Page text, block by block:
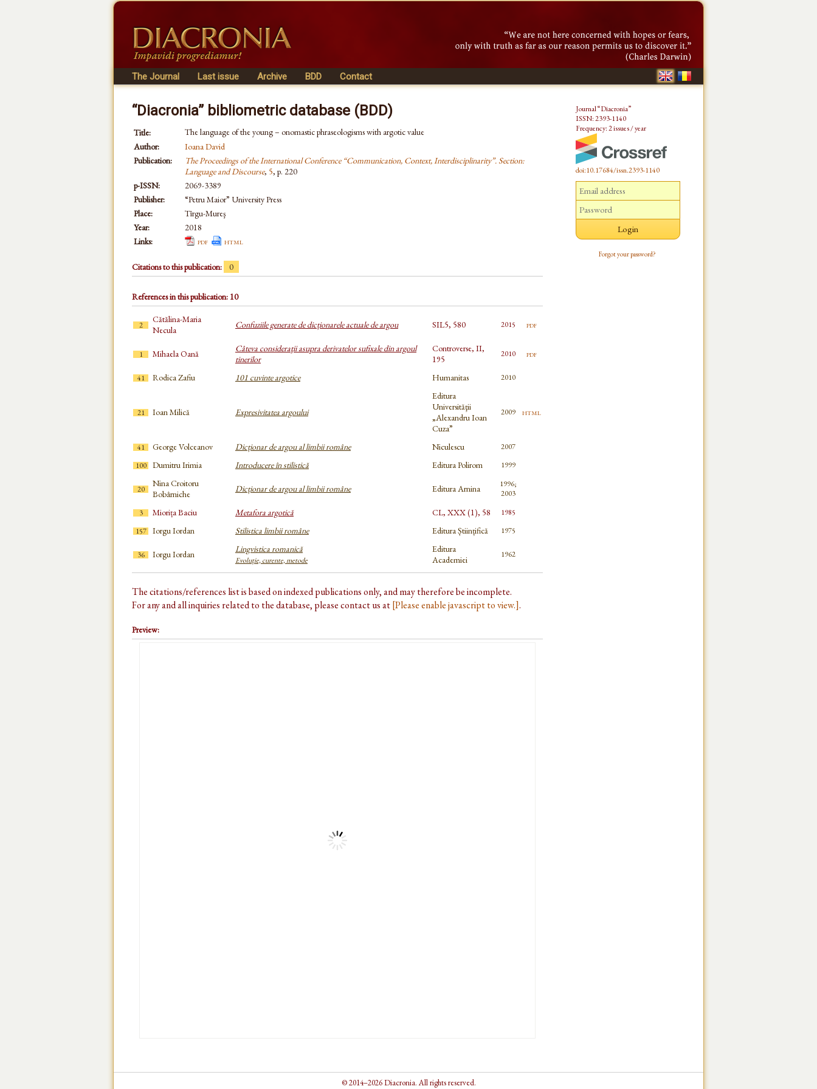
The Journal Last issue Archive BDD Contact
“Diacronia” bibliometric database (BDD)
Title:
The language of the young – onomastic phraseologisms with argotic value
Author:
Ioana David
Publication:
The Proceedings of the International Conference “Communication, Context, Interdisciplinarity”. Section:
Language and Discourse, 5, p. 220
p-ISSN:
2069-3389
Publisher:
“Petru Maior” University Press
Place:
Tîrgu-Mureş
Year:
2018
Links:
pdf html
Citations to this publication: 0
References in this publication: 10
2
Cătălina-Maria
Necula
Confuziile generate de dicționarele actuale de argou SIL5, 580 2015 pdf
1 Mihaela Oană
Câteva consideraţii asupra derivatelor sufixale din argoul
tinerilor
Controverse, II,
195
2010 pdf
41 Rodica Zafiu 101 cuvinte argotice Humanitas 2010
21 Ioan Milică Expresivitatea argoului
Editura
Universităţii
„Alexandru Ioan
Cuza”
2009 html
41 George Volceanov Dicționar de argou al limbii române Niculescu
2007
100
Dumitru Irimia Introducere în stilistică Editura Polirom 1999
20
Nina Croitoru
Bobârniche
Dicționar de argou al limbii române Editura Arnina
1996;
2003
3
Miorița Baciu Metafora argotică CL, XXX (1), 58
1985
157
Iorgu Iordan Stilistica limbii române Editura Științifică 1975
36 Iorgu Iordan Lingvistica romanică
Evoluție, curente, metode
Editura
Academiei
1962
The citations/references list is based on indexed publications only, and may therefore be incomplete.
For any and all inquiries related to the database, please contact us at[Please enable javascript to view.].
Preview:
Journal “Diacronia”
ISSN: 2393-1140
Frequency: 2 issues / year
doi:10.17684/issn.2393-1140
Forgot your password?
© 2014–2026 Diacronia. All rights reserved.